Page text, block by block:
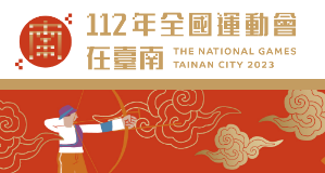
要
內
容